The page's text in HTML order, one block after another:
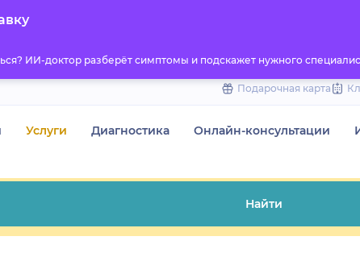
ИИ-доктор разберёт симптомы и подскажет нужного
Подарочная карта
Услуги Диагностика Онлайн-консультации
Найти